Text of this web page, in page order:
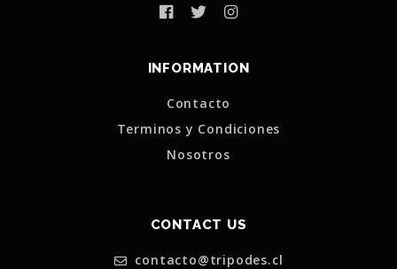
INFORMATION
Contacto
Terminos y Condiciones
Nosotros
CONTACT US
contacto@tripodes.cl